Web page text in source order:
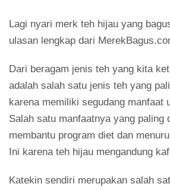
Lagi nyari merk teh hijau yang
ulasan lengkap dari
Dari beragam jenis teh yang kita
adalah salah satu jenis teh yang
karena memiliki segudang manfaat
Salah satu manfaatnya yang paling
membantu program diet dan
Ini karena teh hijau mengandung
Katekin sendiri merupakan salah